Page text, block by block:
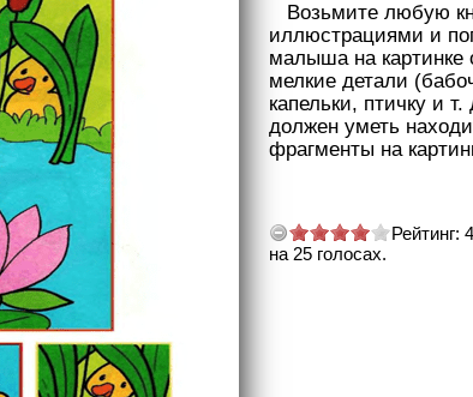
Возьмите любую
иллюстрациями и
малыша на картинке
мелкие детали
капельки, птичку и
должен уметь
фрагменты на
Рейтинг:
на 25голосах.